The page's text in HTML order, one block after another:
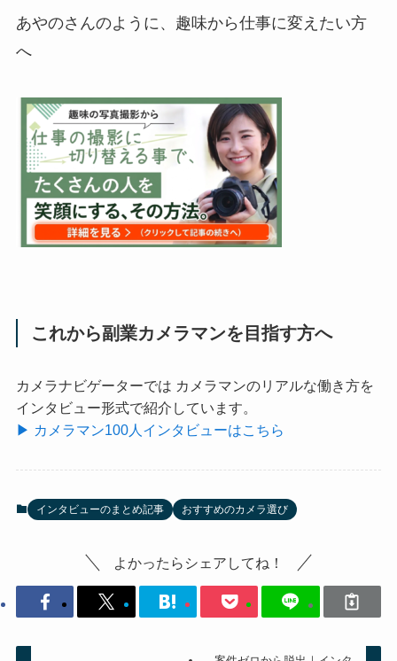
あやのさんのように、趣味から仕事に変えたい方
へ
これから副業カメラマンを目指す方へ
カメラナビゲーターでは カメラマンのリアルな働き方を
インタビュー形式で紹介しています。
▶ カメラマン100人インタビューはこちら
インタビューのまとめ記事 おすすめのカメラ選び
よかったらシェアしてね！